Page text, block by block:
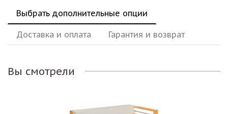
Выбрать дополнительные опции
Доставка и оплата Гарантия и возврат
Вы смотрели